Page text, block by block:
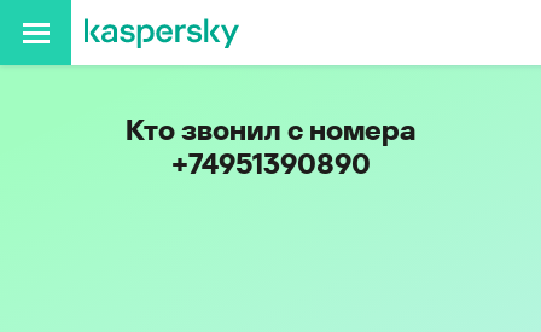
Кто звонил с номера
+74951390890